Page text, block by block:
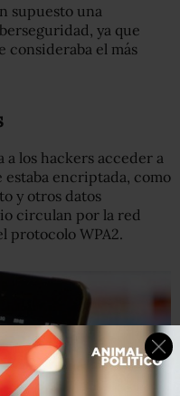
supuesto una
ya que
consideraba el más
los hackers acceder a
encriptada, como
y otros datos
circulan por la red
protocolo WPA2.